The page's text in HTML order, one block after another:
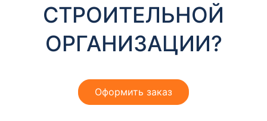
СТРОИТЕЛЬНОЙ
ОРГАНИЗАЦИИ?
Оформить заказ